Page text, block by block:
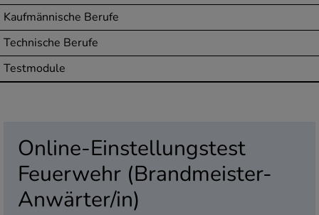
Kaufmännische Berufe
Technische Berufe
Testmodule
Online-Einstellungstest
Feuerwehr (Brandmeister-
Anwärter/in)